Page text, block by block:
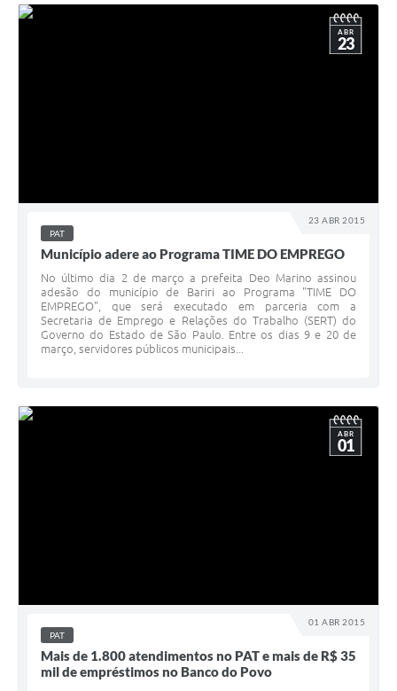
23 ABR 2015
ABR
23
PAT
Município adere ao Programa TIME DO EMPREGO
No último dia 2 de março a prefeita Deo Marino assinou
adesão do município de Bariri ao Programa "TIME DO
EMPREGO", que será executado em parceria com a
Secretaria de Emprego e Relações do Trabalho (SERT) do
Governo do Estado de São Paulo. Entre os dias 9 e 20 de
março, servidores públicos municipais...
01 ABR 2015
ABR
01
PAT
Mais de 1.800 atendimentos no PAT e mais de R$ 35
mil de empréstimos no Banco do Povo